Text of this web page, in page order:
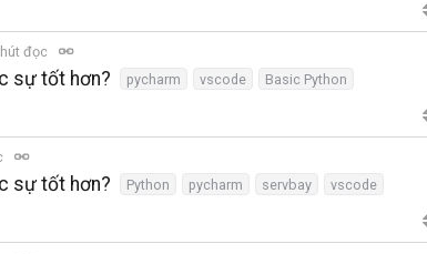
đọc
sự tốt hơn? pycharm vscode Basic Python
sự tốt hơn? Python pycharm servbay vscode